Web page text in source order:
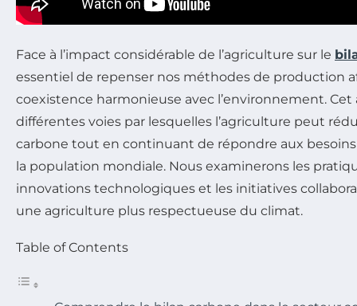
Face à l’impact considérable de l’agriculture sur le
essentiel de repenser nos méthodes de production
coexistence harmonieuse avec l’environnement. Cet
différentes voies par lesquelles l’agriculture peut
carbone tout en continuant de répondre aux
la population mondiale. Nous examinerons les
innovations technologiques et les initiatives
une agriculture plus respectueuse du climat.
Table of Contents